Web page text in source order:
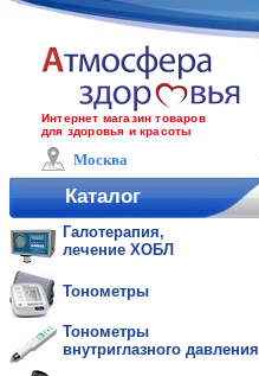
Интернет магазин товаров
для здоровья и красоты
Каталог
Галотерапия,
лечение ХОБЛ
Тонометры
Тонометры
внутриглазного давления